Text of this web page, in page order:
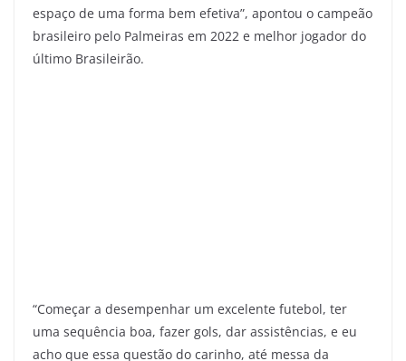
espaço de uma forma bem efetiva”, apontou o campeão
brasileiro pelo Palmeiras em 2022 e melhor jogador do
último Brasileirão.
“Começar a desempenhar um excelente futebol, ter
uma sequência boa, fazer gols, dar assistências, e eu
acho que essa questão do carinho, até messa da